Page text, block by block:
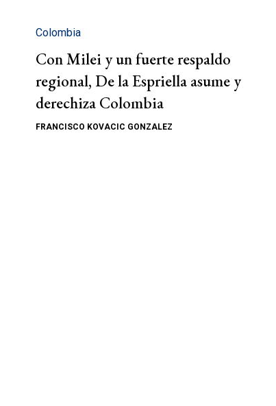
Colombia
Con Milei y un fuerte respaldo
regional, De la Espriella asume y
derechiza Colombia
FRANCISCO KOVACIC GONZALEZ